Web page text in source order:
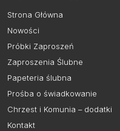
Strona Główna
Nowości
Próbki Zaproszeń
Zaproszenia Ślubne
Papeteria ślubna
Prośba o świadkowanie
Chrzest i Komunia – dodatki
Kontakt